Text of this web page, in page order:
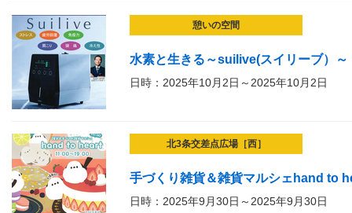
憩いの空間
水素と生きる～suilive(スイリーブ）～
日時：2025年10月2日～2025年10月2日
北3条交差点広場［西］
手づくり雑貨＆雑貨マルシェhand to
日時：2025年9月30日～2025年9月30日